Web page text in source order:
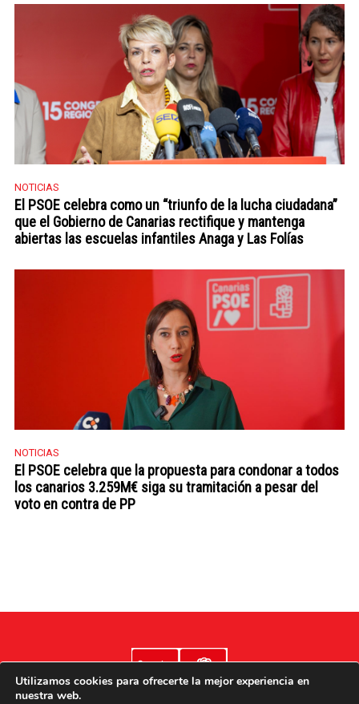
NOTICIAS
El PSOE celebra como un “triunfo de la lucha ciudadana”
que el Gobierno de Canarias rectifique y mantenga
abiertas las escuelas infantiles Anaga y Las Folías
NOTICIAS
El PSOE celebra que la propuesta para condonar a todos
los canarios 3.259M€ siga su tramitación a pesar del
voto en contra de PP
Utilizamos cookies para ofrecerte la mejor experiencia en
nuestra web.